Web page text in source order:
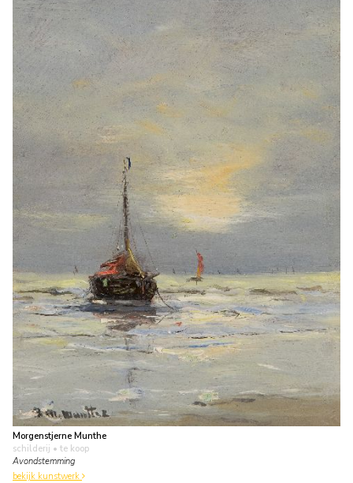
Morgenstjerne Munthe
schilderij • te koop
Avondstemming
bekijk kunstwerk